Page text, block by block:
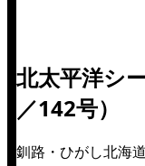
北太平洋シ
／142号）
釧路・ひがし北海